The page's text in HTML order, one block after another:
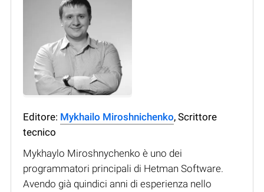
Editore: Mykhailo Miroshnichenko, Scrittore
tecnico
Mykhaylo Miroshnychenko è uno dei
programmatori principali di Hetman Software.
Avendo già quindici anni di esperienza nello